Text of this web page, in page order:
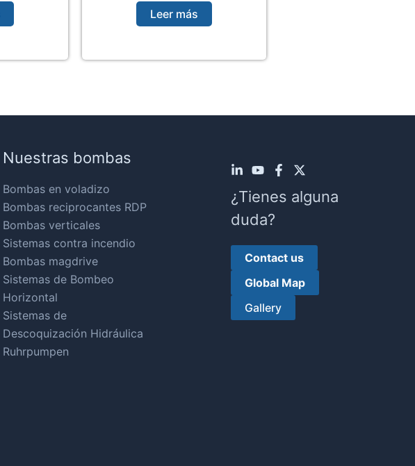
Leer más
Nuestras bombas
Bombas en voladizo
Bombas reciprocantes RDP
Bombas verticales
Sistemas contra incendio
Bombas magdrive
Sistemas de Bombeo
Horizontal
Sistemas de
Descoquización Hidráulica
Ruhrpumpen
¿Tienes alguna
duda?
Contact us
Global Map
Gallery